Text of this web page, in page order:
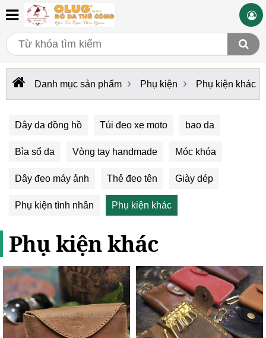
Danh mục sản phẩm Phụ kiện Phụ kiện khác
Dây da đồng hồ Túi đeo xe moto bao da
Bìa sổ da Vòng tay handmade Móc khóa
Dây đeo máy ảnh Thẻ đeo tên Giày dép
Phụ kiện tình nhân Phụ kiện khác
Phụ kiện khác